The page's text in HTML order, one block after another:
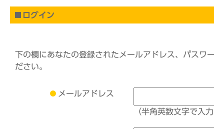
ログイン
下の欄にあなたの登録されたメールアドレス、パスワ
ださい。
メールアドレス
（半角英数文字で入